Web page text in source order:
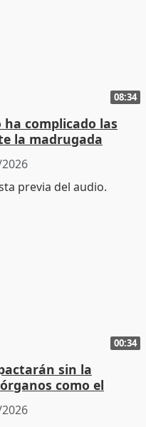
08:34
complicado las
la madrugada
00:34
sin la
como el